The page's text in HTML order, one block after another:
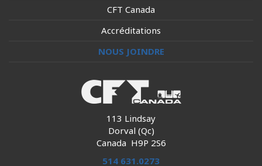
CFT Canada
Accréditations
NOUS JOINDRE
113 Lindsay
Dorval (Qc)
Canada H9P 2S6
514 631.0273